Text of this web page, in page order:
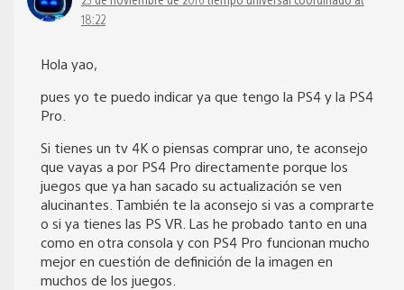
18:22
Hola yao,
pues yo te puedo indicar ya que tengo la PS4 y la PS4
Pro.
Si tienes un tv 4K o piensas comprar uno, te aconsejo
que vayas a por PS4 Pro directamente porque los
juegos que ya han sacado su actualización se ven
alucinantes. También te la aconsejo si vas a comprarte
o si ya tienes las PS VR. Las he probado tanto en una
como en otra consola y con PS4 Pro funcionan mucho
mejor en cuestión de definición de la imagen en
muchos de los juegos.